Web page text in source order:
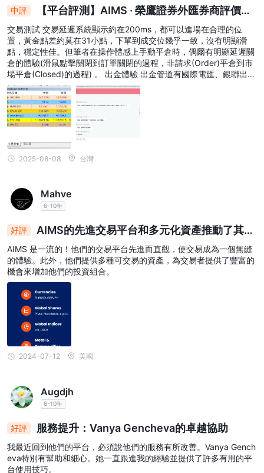
中評
【平台評測】AIMS · 榮鷹證券外匯券商評價：
從開戶到出金、交易環境完整解析
交易測試 交易延遲系統顯示約在200ms，都可以進場在合理的位
置，黃金點差約莫在31小點，下單到成交位幾乎一致，沒有明顯滑
點，穩定性佳。但筆者在操作體感上手動平倉時，偶爾有明顯延遲關
倉的體驗(滑鼠點擊關閉到訂單關閉的過程，非請求(Order)平倉到市
場平倉(Closed)的過程) 。 出金體驗 出金管道有國際電匯、銀聯出
金、USDT(TRC-20/ ERC-20/BEP-20)管道。 唯一限制就是第一次
出金必須跟入金管道相同，這點系統會直接綁定無法調整。筆者在入
金時已綁定固定的錢包位置。 出金申請時間為當天到帳，速度正常。
另外還有最低出金50 USDT限制。 客戶服務 最初需談註冊信箱及交
易帳號，會是由線上虛擬客服提供簡單的回覆或是轉真人，申請中文
真人客服需填寫基本資料並詳述問題，中文線上客服平日大約2分鐘
就有專人回復，會詳細了解你的需求，並給予專業的指示，體驗良
好。 綜合評價 評分項目 說明 開戶流程 ★★★★★ 開戶流程完整且
商品種類 ★★★★★ 商品多元 交易成本 ★★★★★ 交易成本在合
理範圍內 交易執行 ★★★★★ 大部分交易執行速度穩定，少部分會
有點延遲感 監管牌照 ★★★☆☆ 牌照普通。 客服服務 ★★★★★
全新手，較進階資源尚未完備 移動端體驗 ★★☆☆☆ 能使用原版M
2025-08-08 台灣
Mahve
6-10年
好評
AIMS的先進交易平台和多元化資產推動了其增
長
AIMS 是一流的！他們的交易平台先進而直觀，使交易成為一個無縫
的體驗。此外，他們提供多種可交易的資產，為交易者提供了豐富的
機會來增加他們的投資組合。
2024-07-12 美國
Augdjh
6-10年
好評 服務提升：Vanya Gencheva的卓越協助
我最近回到他們的平台，必須說他們的服務有所改善。Vanya Gench
eva特別有幫助和細心。她一直跟進我的經驗並提供了許多有用的平
台使用技巧。